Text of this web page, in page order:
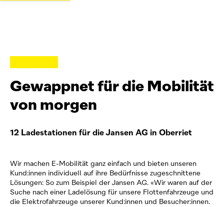
Gewappnet für die Mobilität
von morgen
12 Ladestationen für die Jansen AG in Oberriet
Wir machen E-Mobilität ganz einfach und bieten unseren
Kund:innen individuell auf ihre Bedürfnisse zugeschnittene
Lösungen: So zum Beispiel der Jansen AG. «Wir waren auf der
Suche nach einer Ladelösung für unsere Flottenfahrzeuge und
die Elektrofahrzeuge unserer Kund:innen und Besucher:innen.